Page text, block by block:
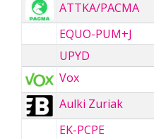
ATTKA/PACMA
EQUO-PUM+J
UPYD
Vox
Aulki Zuriak
EK-PCPE